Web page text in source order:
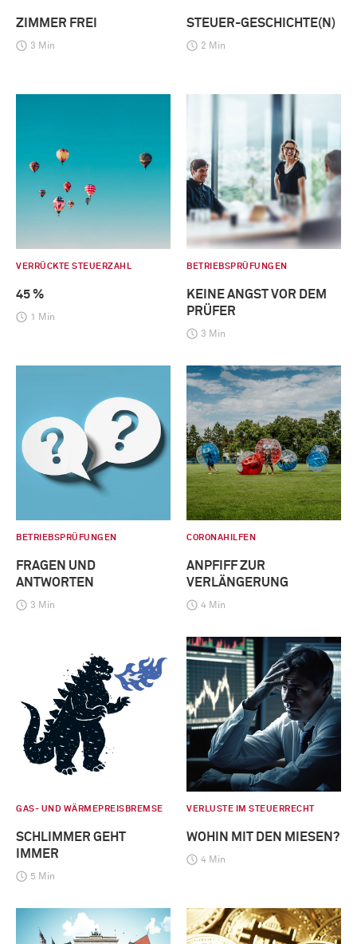
ZIMMER FREI
3 Min
STEUER-GESCHICHTE(N)
2 Min
VERRÜCKTE STEUERZAHL
45 %
1 Min
BETRIEBSPRÜFUNGEN
KEINE ANGST VOR DEM
PRÜFER
3 Min
BETRIEBSPRÜFUNGEN
FRAGEN UND
ANTWORTEN
3 Min
CORONAHILFEN
ANPFIFF ZUR
VERLÄNGERUNG
4 Min
GAS- UND WÄRMEPREISBREMSE
SCHLIMMER GEHT
IMMER
5 Min
VERLUSTE IM STEUERRECHT
WOHIN MIT DEN MIESEN?
4 Min